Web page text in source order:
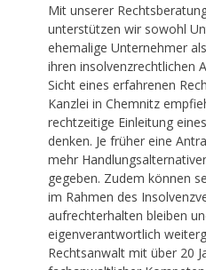
Mit unserer
unterstützen wir sowohl
ehemalige Unternehmer
ihren insolvenzrechtlichen
Sicht eines erfahrenen
Kanzlei in Chemnitz
rechtzeitige Einleitung
denken. Je früher eine
mehr
gegeben. Zudem können
im Rahmen des
aufrechterhalten bleiben
eigenverantwortlich
Rechtsanwalt mit über 20